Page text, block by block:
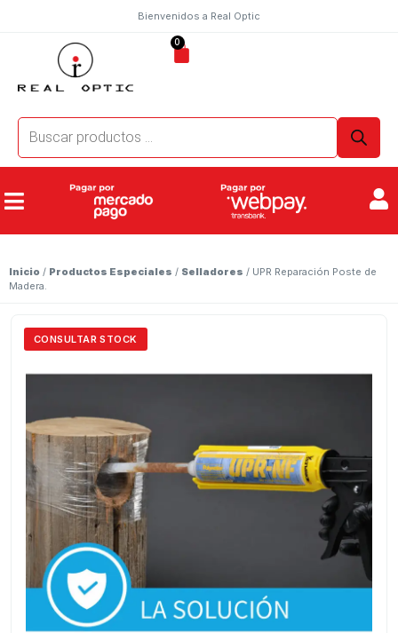
Bienvenidos a Real Optic
0
Inicio / Productos Especiales / Selladores / UPR Reparación Poste de
Madera.
CONSULTAR STOCK